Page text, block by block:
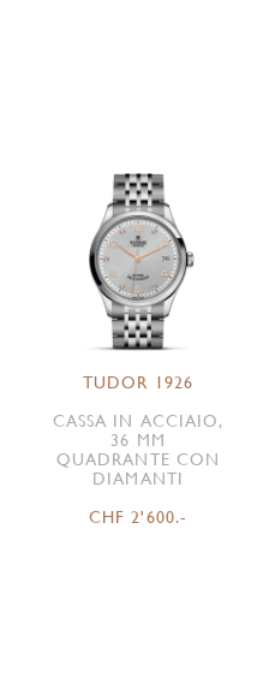
TUDOR 1926
CASSA IN ACCIAIO,
36 MM
QUADRANTE CON
DIAMANTI
CHF 2'600.-